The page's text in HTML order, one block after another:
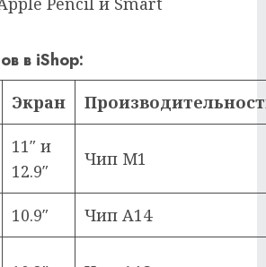
в iShop:
Экран
11″ и
12.9″
Чип M1
10.9″ Чип A14